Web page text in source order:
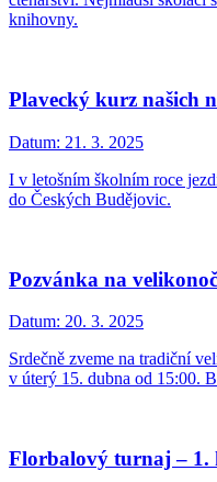
knihovny.
Plavecký kurz našich
Datum: 21. 3. 2025
I v letošním školním roce
do Českých Budějovic.
Pozvánka na
Datum: 20. 3. 2025
Srdečně zveme na tradiční
v úterý 15. dubna od 15:00.
Florbalový turnaj – 1.